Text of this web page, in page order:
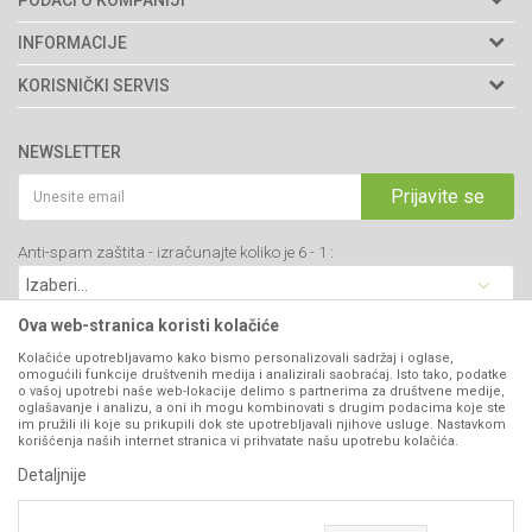
Agromarket doo
Adresa: Kraljevačkog bataljona 235/2
34000 Kragujevac, Srbija
webshop@agromarket.rs
PIB: 102135221
Matični broj: 07593252
INFORMACIJE
O nama
Prodavnice
Brendovi
Katalozi
Blog
Najčešća pitanja
KORISNIČKI SERVIS
Politika privatnosti
Kako kupiti
Isporuka
Click & Collect
Načini plaćanja
Plaćanje karticama
Web kredit Raiffeisen banke
Pravo na odustajanje
Reklamacije
Zamena artikala
NEWSLETTER
Prijavite se
Anti-spam zaštita - izračunajte koliko je 6 - 1 :
VIBER I SMS NEWSLETTER
Prijavite se
PRATITE NAS
Ova web-stranica koristi kolačiće
Kolačiće upotrebljavamo kako bismo personalizovali sadržaj i oglase,
omogućili funkcije društvenih medija i analizirali saobraćaj. Isto tako, podatke
o vašoj upotrebi naše web-lokacije delimo s partnerima za društvene medije,
oglašavanje i analizu, a oni ih mogu kombinovati s drugim podacima koje ste
im pružili ili koje su prikupili dok ste upotrebljavali njihove usluge. Nastavkom
korišćenja naših internet stranica vi prihvatate našu upotrebu kolačića.
Detaljnije